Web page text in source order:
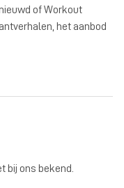
of Workout
het aanbod
bij ons bekend.